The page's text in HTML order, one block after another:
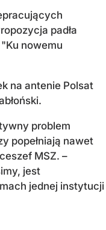
padła
nowemu
na antenie Polsat
problem
popełniają nawet
MSZ. –
jest
jednej instytucji